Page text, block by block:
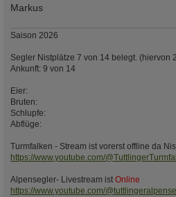
Markus
Saison 2026
Segler Nistplätze 7 von 14 belegt. (hiervon
Ankunft: 9 von 14
Eier:
Bruten:
Schlupfe:
Abflüge:
Turmfalken - Stream ist vorerst offline da
https://www.youtube.com/
Alpensegler- Livestream ist Online
https://www.youtube.com/